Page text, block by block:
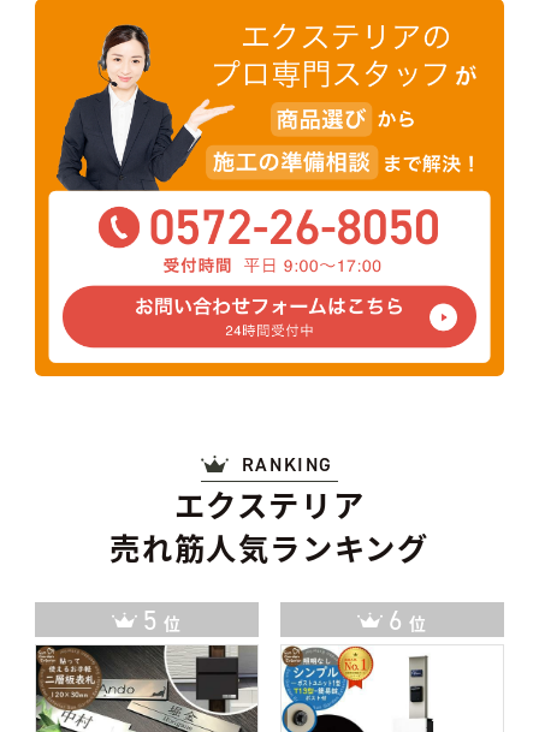
エクステリア
売れ筋人気ランキング
RANKING
5 位 6 位